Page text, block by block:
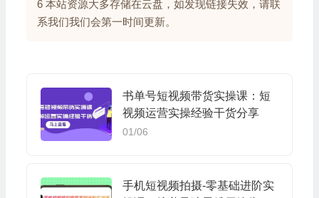
6 本站资源大多存储在云盘，如发现链接失效，请联
系我们我们会第一时间更新。
书单号短视频带货实操课：短
视频运营实操经验干货分享
01/06
手机短视频拍摄-零基础进阶实